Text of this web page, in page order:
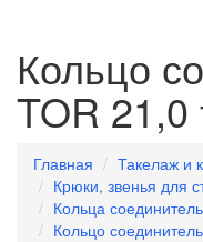
Кольцо
TOR 21,0
Главная
Такелаж и
Крюки, звенья для
Кольца
Кольцо